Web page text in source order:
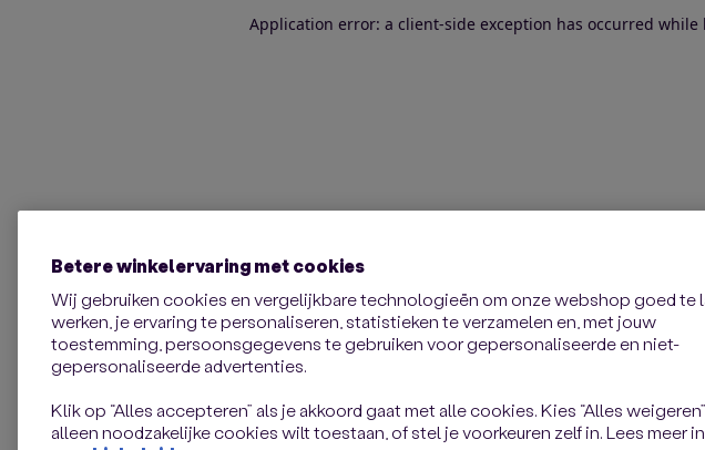
Application error: a client-side exception has occurred while
Betere winkelervaring met cookies
Wij gebruiken cookies en vergelijkbare technologieën om onze webshop goed te
werken, je ervaring te personaliseren, statistieken te verzamelen en, met jouw
toestemming, persoonsgegevens te gebruiken voor gepersonaliseerde en niet-
gepersonaliseerde advertenties.
Klik op “Alles accepteren” als je akkoord gaat met alle cookies. Kies “Alles
alleen noodzakelijke cookies wilt toestaan, of stel je voorkeuren zelf in. Lees meer